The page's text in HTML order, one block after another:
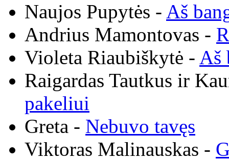
Naujos Pupytės - Aš
Andrius Mamontovas -
Violeta Riaubiškytė - Aš
Raigardas Tautkus ir
pakeliui
Greta - Nebuvo tavęs
Viktoras Malinauskas -